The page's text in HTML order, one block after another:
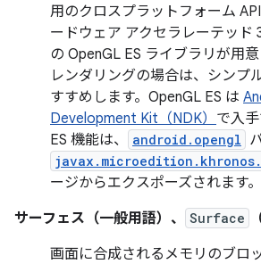
用のクロスプラットフォーム
ードウェア アクセラレーテッド
の OpenGL ES ライブラリが用
レンダリングの場合は、シンプ
すすめします。OpenGL ES は
Development Kit（NDK） で入
ES 機能は、
android.opengl
ージからエクスポーズされます。
サーフェス（一般用語）、
Surface
画面に合成されるメモリのブロ